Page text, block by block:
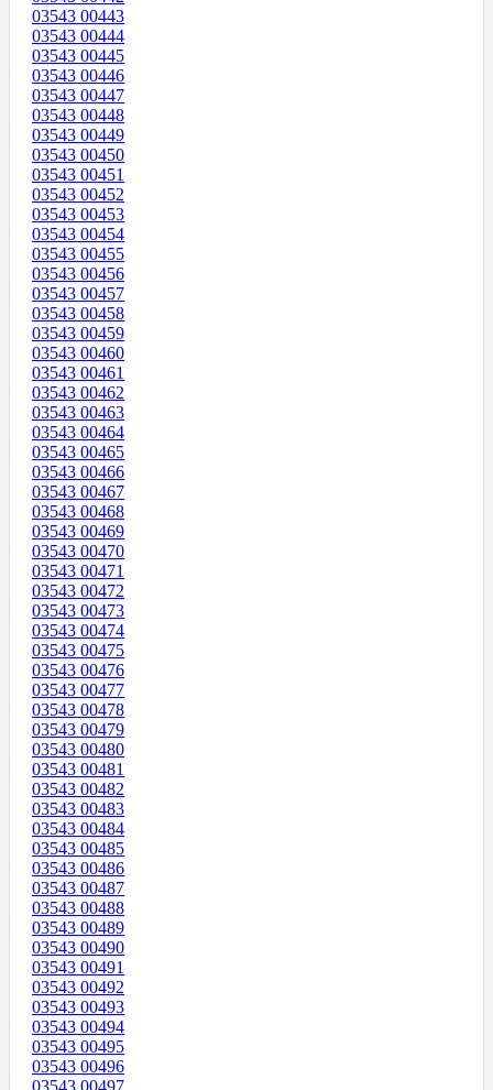
03543 00443
03543 00444
03543 00445
03543 00446
03543 00447
03543 00448
03543 00449
03543 00450
03543 00451
03543 00452
03543 00453
03543 00454
03543 00455
03543 00456
03543 00457
03543 00458
03543 00459
03543 00460
03543 00461
03543 00462
03543 00463
03543 00464
03543 00465
03543 00466
03543 00467
03543 00468
03543 00469
03543 00470
03543 00471
03543 00472
03543 00473
03543 00474
03543 00475
03543 00476
03543 00477
03543 00478
03543 00479
03543 00480
03543 00481
03543 00482
03543 00483
03543 00484
03543 00485
03543 00486
03543 00487
03543 00488
03543 00489
03543 00490
03543 00491
03543 00492
03543 00493
03543 00494
03543 00495
03543 00496
03543 00497